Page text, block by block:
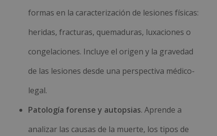
formas en la caracterización de lesiones físicas:
heridas, fracturas, quemaduras, luxaciones o
congelaciones. Incluye el origen y la gravedad
de las lesiones desde una perspectiva médico-
legal.
Patología forense y autopsias. Aprende a
analizar las causas de la muerte, los tipos de